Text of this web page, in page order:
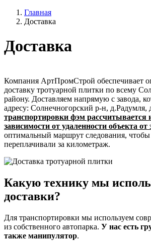
Главная
Доставка
Доставка
Компания АртПромСтрой обеспечивает
доставку тротуарной плитки по всему
району. Доставляем напрямую с завода,
адресу: Солнечногорский р-н, д.Радумля,
транспортировки фэм рассчитывается
зависимости от удаленности объекта от
оптимальный маршрут следования, чтобы
переплачивали за километраж.
Какую технику мы
доставки?
Для транспортировки мы используем
из собственного автопарка. У нас есть
также манипулятор.